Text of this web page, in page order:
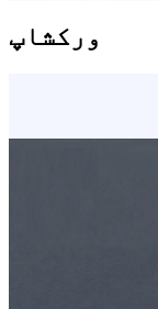
ورکشاپ